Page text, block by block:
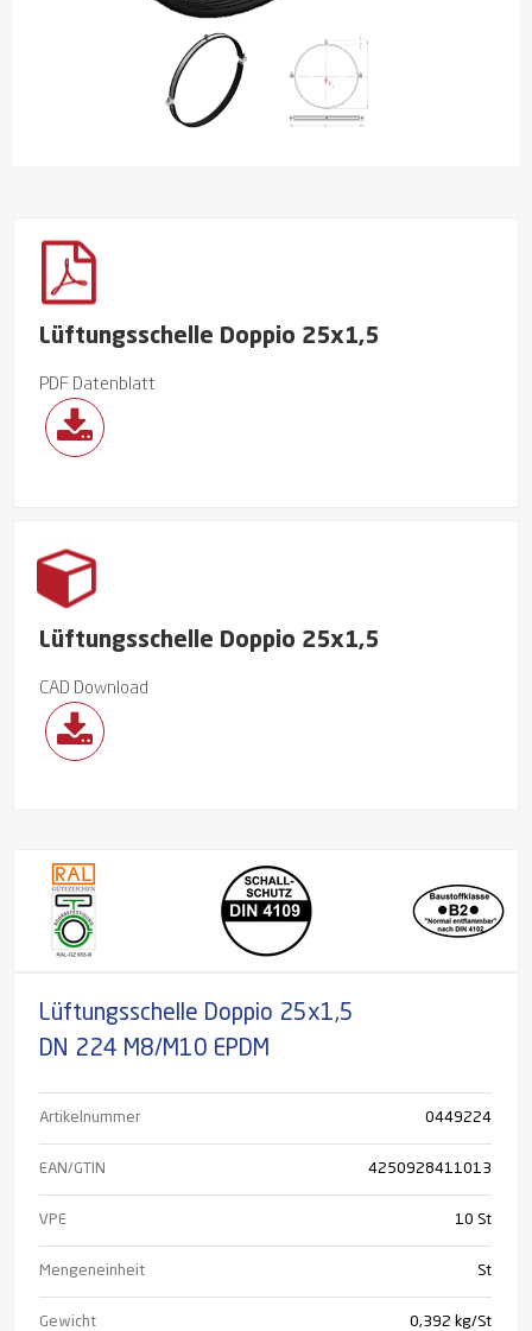
Lüftungsschelle Doppio 25x1,5
PDF Datenblatt
Lüftungsschelle Doppio 25x1,5
CAD Download
Lüftungsschelle Doppio 25x1,5
DN 224 M8/M10 EPDM
Artikelnummer 0449224
EAN/GTIN 4250928411013
VPE 10 St
Mengeneinheit St
Gewicht 0,392 kg/St